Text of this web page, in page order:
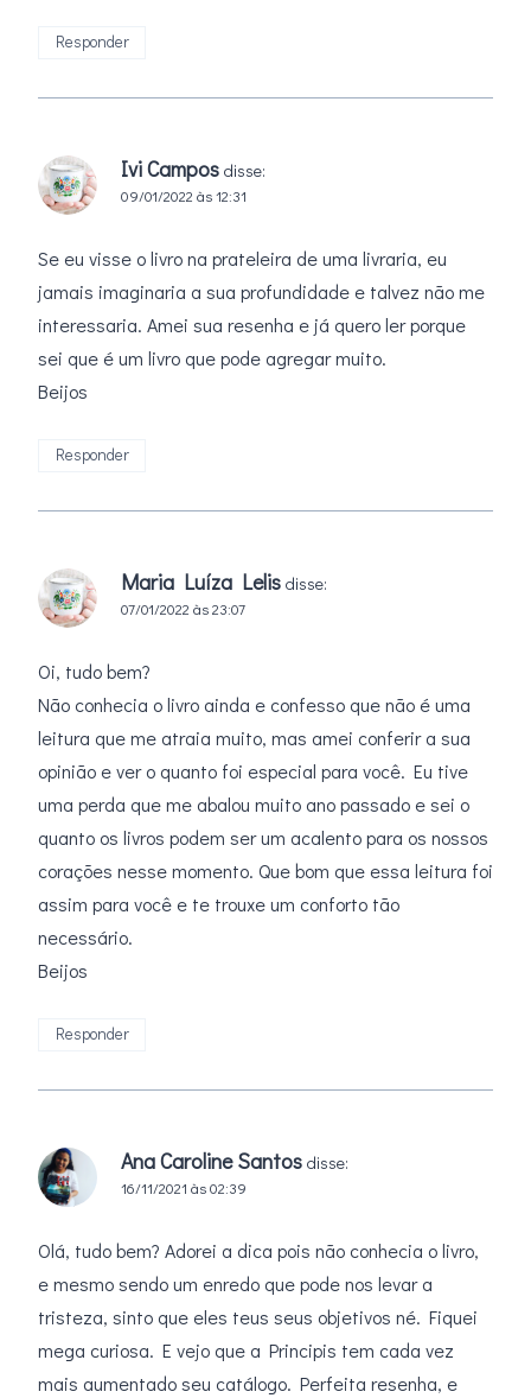
Responder
Ivi Campos disse:
09/01/2022 às 12:31
Se eu visse o livro na prateleira de uma livraria, eu
jamais imaginaria a sua profundidade e talvez não me
interessaria. Amei sua resenha e já quero ler porque
sei que é um livro que pode agregar muito.
Beijos
Responder
Maria Luíza Lelis disse:
07/01/2022 às 23:07
Oi, tudo bem?
Não conhecia o livro ainda e confesso que não é uma
leitura que me atraia muito, mas amei conferir a sua
opinião e ver o quanto foi especial para você. Eu tive
uma perda que me abalou muito ano passado e sei o
quanto os livros podem ser um acalento para os nossos
corações nesse momento. Que bom que essa leitura foi
assim para você e te trouxe um conforto tão
necessário.
Beijos
Responder
Ana Caroline Santos disse:
16/11/2021 às 02:39
Olá, tudo bem? Adorei a dica pois não conhecia o livro,
e mesmo sendo um enredo que pode nos levar a
tristeza, sinto que eles teus seus objetivos né. Fiquei
mega curiosa. E vejo que a Principis tem cada vez
mais aumentado seu catálogo. Perfeita resenha, e